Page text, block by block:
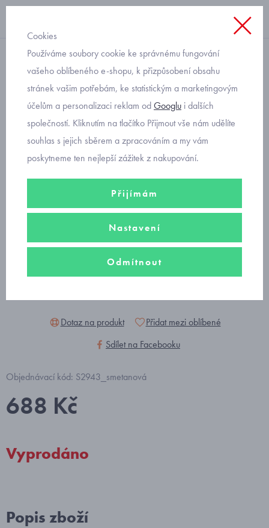
pyžamo
dívčí dlouhé pyžamo s
pejskem Cornette 978/152
Dotaz na produkt
Přidat mezi oblíbené
Sdílet na Facebooku
Objednávací kód: S2943_smetanová
688 Kč
Vyprodáno
Popis zboží
Cookies
Používáme soubory cookie ke správnému fungování
vašeho oblíbeného e-shopu, k přizpůsobení obsahu
stránek vašim potřebám, ke statistickým a marketingovým
účelům a personalizaci reklam odGooglu i dalších
společností. Kliknutím na tlačítko Přijmout vše nám udělíte
souhlas s jejich sběrem a zpracováním a my vám
poskytneme ten nejlepší zážitek z nakupování.
Přijímám
Nastavení
Odmítnout